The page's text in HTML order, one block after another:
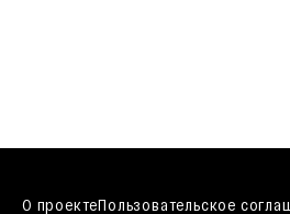
О проектеПользовательское